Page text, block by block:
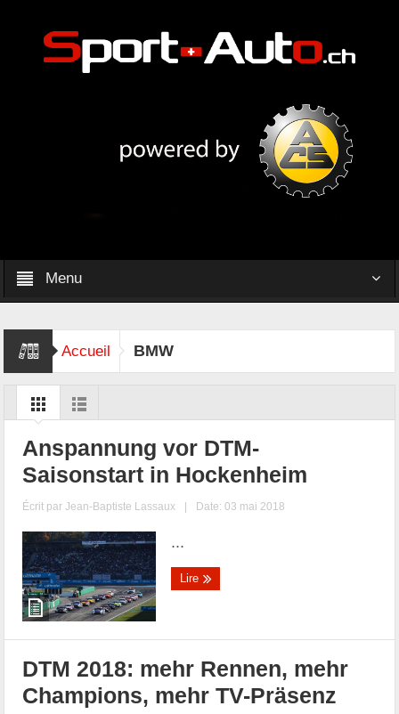
Menu
Accueil BMW
Anspannung vor DTM-
Saisonstart in Hockenheim
Écrit parJean-Baptiste Lassaux | Date: 03 mai 2018
...
Lire
DTM 2018: mehr Rennen, mehr
Champions, mehr TV-Präsenz